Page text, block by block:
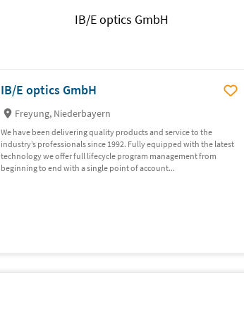
IB/E optics GmbH
IB/E optics GmbH
Freyung, Niederbayern
We have been delivering quality products and service to the
industry’s professionals since 1992. Fully equipped with the latest
technology we offer full lifecycle program management from
beginning to end with a single point of account...